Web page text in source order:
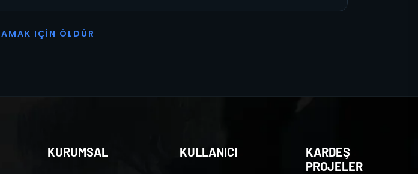
AMAK I ÇI N Ö L D Ü R
KURUMSAL KULLANICI
KARDEŞ
PROJELER